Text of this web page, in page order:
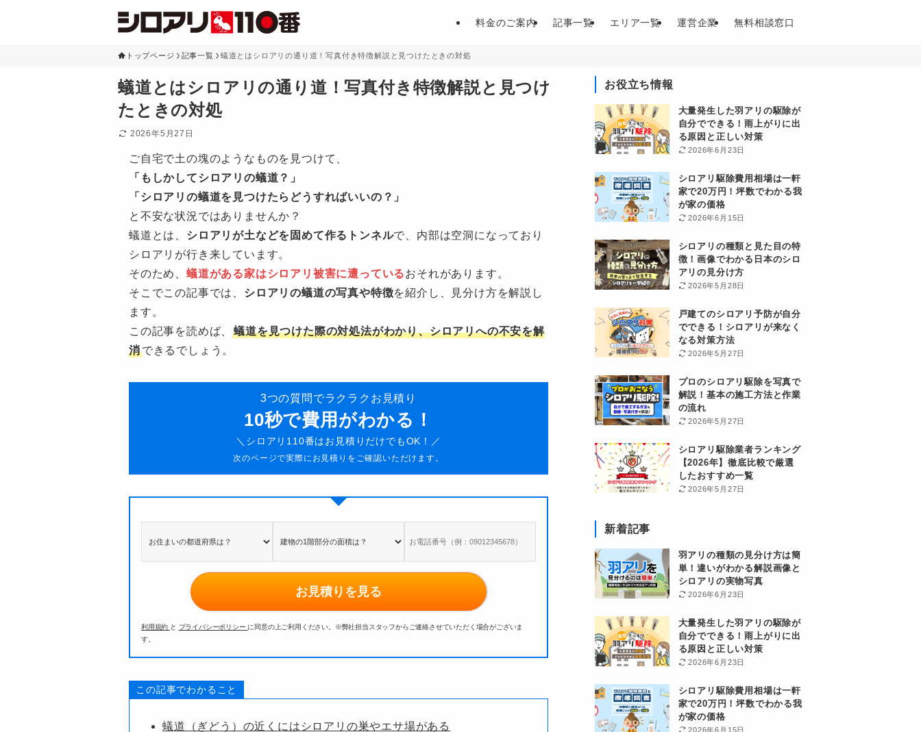
料金のご案内 記事一覧 エリア一覧 運営企業 無料相談窓口
トップページ 記事一覧 蟻道とはシロアリの通り道！写真付き特徴解説と見つけたときの対処
蟻道とはシロアリの通り道！写真付き特徴解説と見つけ
たときの対処
2026年5月27日
ご自宅で土の塊のようなものを見つけて、
「もしかしてシロアリの蟻道？」
「シロアリの蟻道を見つけたらどうすればいいの？」
と不安な状況ではありませんか？
蟻道とは、 シロアリが土などを固めて作るトンネルで、内部は空洞になっており
シロアリが行き来しています。
そのため、 蟻道がある家はシロアリ被害に遭っているおそれがあります。
そこでこの記事では、 シロアリの蟻道の写真や特徴を紹介し、見分け方を解説し
ます。
この記事を読めば、蟻道を見つけた際の対処法がわかり、シロアリへの不安を解
消できるでしょう。
3つの質問でラクラクお見積り
10秒で費用がわかる！
＼シロアリ110番はお見積りだけでもOK！／
次のページで実際にお見積りをご確認いただけます。
お見積りを見る
利用規約 と プライバシーポリシー に同意の上ご利用ください。
※弊社担当スタッフからご連絡させていただく場合がございま
す。
この記事でわかること
蟻道（ぎどう）の近くにはシロアリの巣やエサ場がある
お役立ち情報
大量発生した羽アリの駆除が
自分でできる！雨上がりに出
る原因と正しい対策
2026年6月23日
シロアリ駆除費用相場は一軒
家で20万円！坪数でわかる我
が家の価格
2026年6月15日
シロアリの種類と見た目の特
徴！画像でわかる日本のシロ
アリの見分け方
2026年5月28日
戸建てのシロアリ予防が自分
でできる！シロアリが来なく
なる対策方法
2026年5月27日
プロのシロアリ駆除を写真で
解説！基本の施工方法と作業
の流れ
2026年5月27日
シロアリ駆除業者ランキング
【2026年】徹底比較で厳選
したおすすめ一覧
2026年5月27日
新着記事
羽アリの種類の見分け方は簡
単！違いがわかる解説画像と
シロアリの実物写真
2026年6月23日
大量発生した羽アリの駆除が
自分でできる！雨上がりに出
る原因と正しい対策
2026年6月23日
シロアリ駆除費用相場は一軒
家で20万円！坪数でわかる我
が家の価格
2026年6月15日